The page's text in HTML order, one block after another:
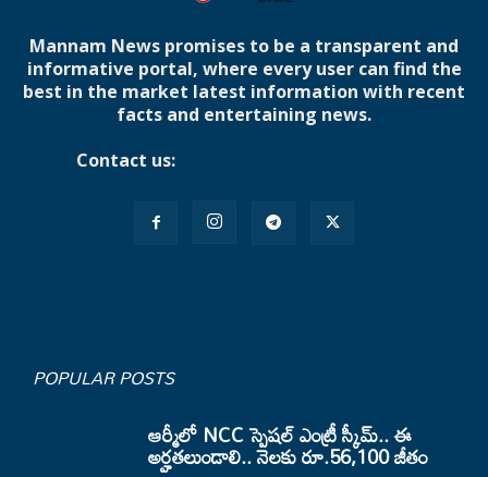
Mannam News promises to be a transparent and
informative portal, where every user can find the
best in the market latest information with recent
facts and entertaining news.
Contact us:
POPULAR POSTS
ఆర్మీలో NCC స్పెషల్ ఎంట్రీ స్కీమ్.. ఈ
అర్హతలుండాలి.. నెలకు రూ.56,100 జీతం